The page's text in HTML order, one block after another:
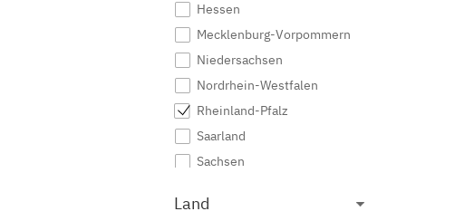
Hessen
Mecklenburg-Vorpommern
Niedersachsen
Nordrhein-Westfalen
Rheinland-Pfalz
Saarland
Sachsen
Schleswig-Holstein
Land